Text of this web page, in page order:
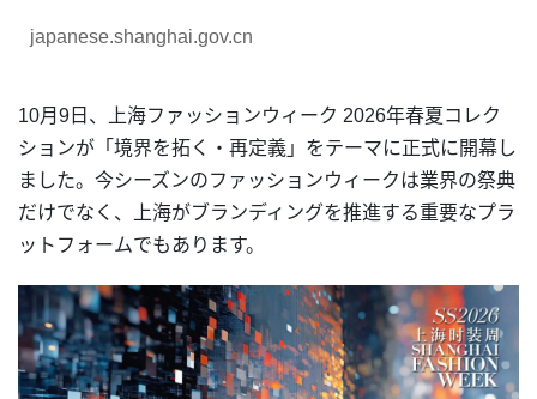
japanese.shanghai.gov.cn
10月9日、上海ファッションウィーク 2026年春夏コレク
ションが「境界を拓く・再定義」をテーマに正式に開幕し
ました。今シーズンのファッションウィークは業界の祭典
だけでなく、上海がブランディングを推進する重要なプラ
ットフォームでもあります。